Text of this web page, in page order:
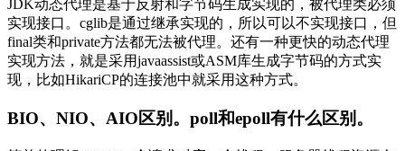
JDK动态代理是基于反射和字节码生成实现的，被代理类必须
实现接口。cglib是通过继承实现的，所以可以不实现接口，但
final类和private方法都无法被代理。还有一种更快的动态代理
实现方法，就是采用javaassist或ASM库生成字节码的方式实
现，比如HikariCP的连接池中就采用这种方式。
BIO、NIO、AIO区别。poll和epoll有什么区别。